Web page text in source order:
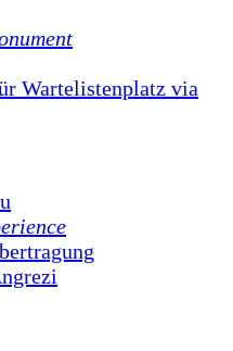
Wartelistenplatz via